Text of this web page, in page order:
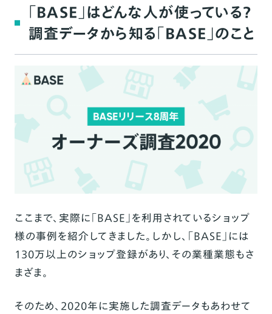
「BASE」はどんな人が使っている？
調査データから知る「BASE」のこと
ここまで、実際に「BASE 」を利用されているショップ
様の事例を紹介してきました。しかし、「BASE」には
130万以上のショップ登録があり、その業種業態もさ
まざま。
そのため、 2020年に実施した調査データもあわせて